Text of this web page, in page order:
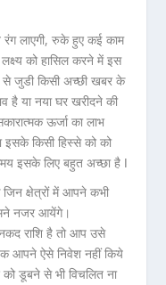
लाएगी, रुके हुए कई काम
को हासिल करने में इस
से जुडी किसी अच्छी खबर के
है या नया घर खरीदने की
ऊर्जा का लाभ
किसी हिस्से को को
इसके लिए बहुत अच्छा है ǀ
क्षेत्रों में आपने कभी
नजर आयेंगे।
राशि है तो आप उसे
आपने ऐसे निवेश नहीं किये
डूबने से भी विचलित ना